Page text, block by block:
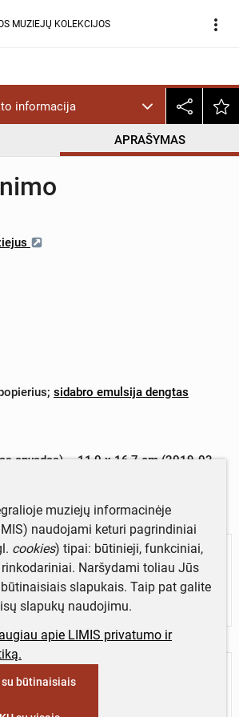
MUZIEJŲ KOLEKCIJOS more_vert
informacija
APRAŠYMAS
; sidabro emulsija dengtas
apvadas) – 11,0 x 16,7 cm (2019-03-
– 9,5 x 12,4 cm (2019-03-14)
kompozicija, šviesos žaismas.
apie objektą?
muziejų informacinėje
naudojami keturi pagrindiniai
cookies) tipai: būtinieji, funkciniai,
Naršydami toliau Jūs
slapukais. Taip pat galite
slapukų naudojimu.
apie LIMIS privatumo ir
su būtinaisiais